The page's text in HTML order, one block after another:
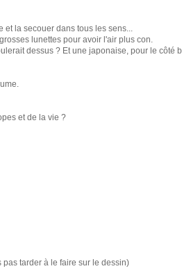
la secouer dans tous les sens...
lunettes pour avoir l'air plus con.
dessus ? Et une japonaise, pour le côté
et de la vie ?
tarder à le faire sur le dessin)